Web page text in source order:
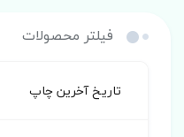
فیلتر محصولات
تاریخ آخرین چاپ